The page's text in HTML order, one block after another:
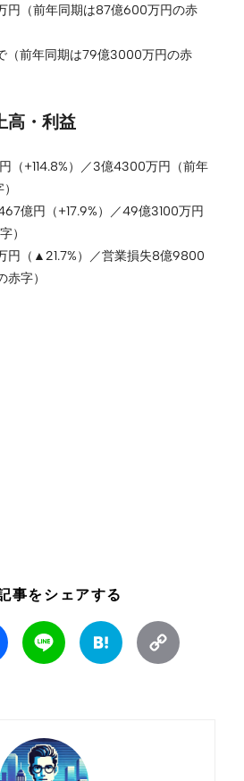
円（前年同期は87億600万円の赤
（前年同期は79億3000万円の赤
高・利益
（+114.8%）／3億4300万円（前年
億円（+17.9%）／49億3100万円
）
円（▲21.7%）／営業損失8億9800
字）
事をシェアする
Facebook Line Hatena